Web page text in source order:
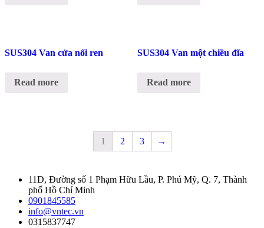
SUS304 Van cửa nối ren
Read more
SUS304 Van một chiều đĩa
Read more
1 2 3 →
11D, Đường số 1 Phạm Hữu Lầu, P. Phú Mỹ, Q. 7, Thành
phố Hồ Chí Minh
0901845585
info@vntec.vn
0315837747